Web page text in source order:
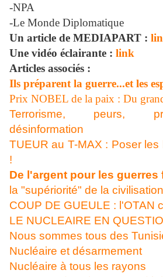
-NPA
-Le Monde Diplomatique
Un article de MEDIAPART :
Une vidéo éclairante : link
Articles associés :
Ils préparent la guerre...et les
Prix NOBEL de la paix : Du
Terrorisme, peurs,
désinformation
TUEUR au T-MAX : Poser
!
De l'argent pour les guerres
la "supériorité" de la
COUP DE GUEULE : l'OTAN
LE NUCLEAIRE EN
Nous sommes tous des
Nucléaire et désarmement
Nucléaire à tous les rayons